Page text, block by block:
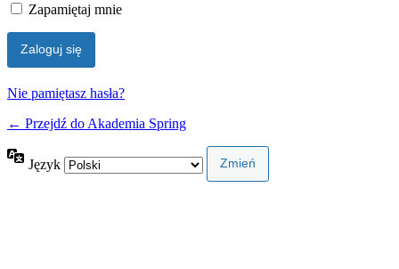
Zapamiętaj mnie
Nie pamiętasz hasła?
← Przejdź do Akademia Spring
Język